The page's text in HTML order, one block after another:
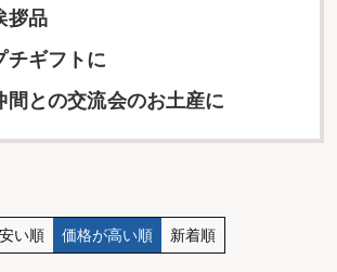
拶品
チギフトに
間との交流会のお土産に
い順 価格が高い順 新着順